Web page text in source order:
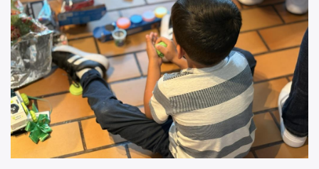
Idosos
Pessoas com Deficiência
Famílias
Família Acolhedora
Mulheres Vítimas de Violência
LGBTQIAPN+